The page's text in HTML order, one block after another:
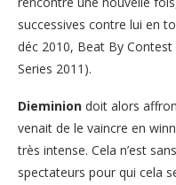
successives contre lui en
déc 2010, Beat By
Series 2011).
Dieminion doit alors
venait de le vaincre en
très intense. Cela n’est
spectateurs pour qui cela